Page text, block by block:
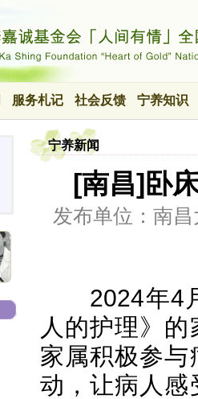
服务札记 社会反馈 宁养知识
宁养新闻
[南昌]卧
发布单位：南
2024年4
人的护理》
家属积极参
动，让病人感